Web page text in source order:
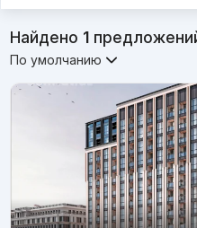
Найдено 1
По умолчанию